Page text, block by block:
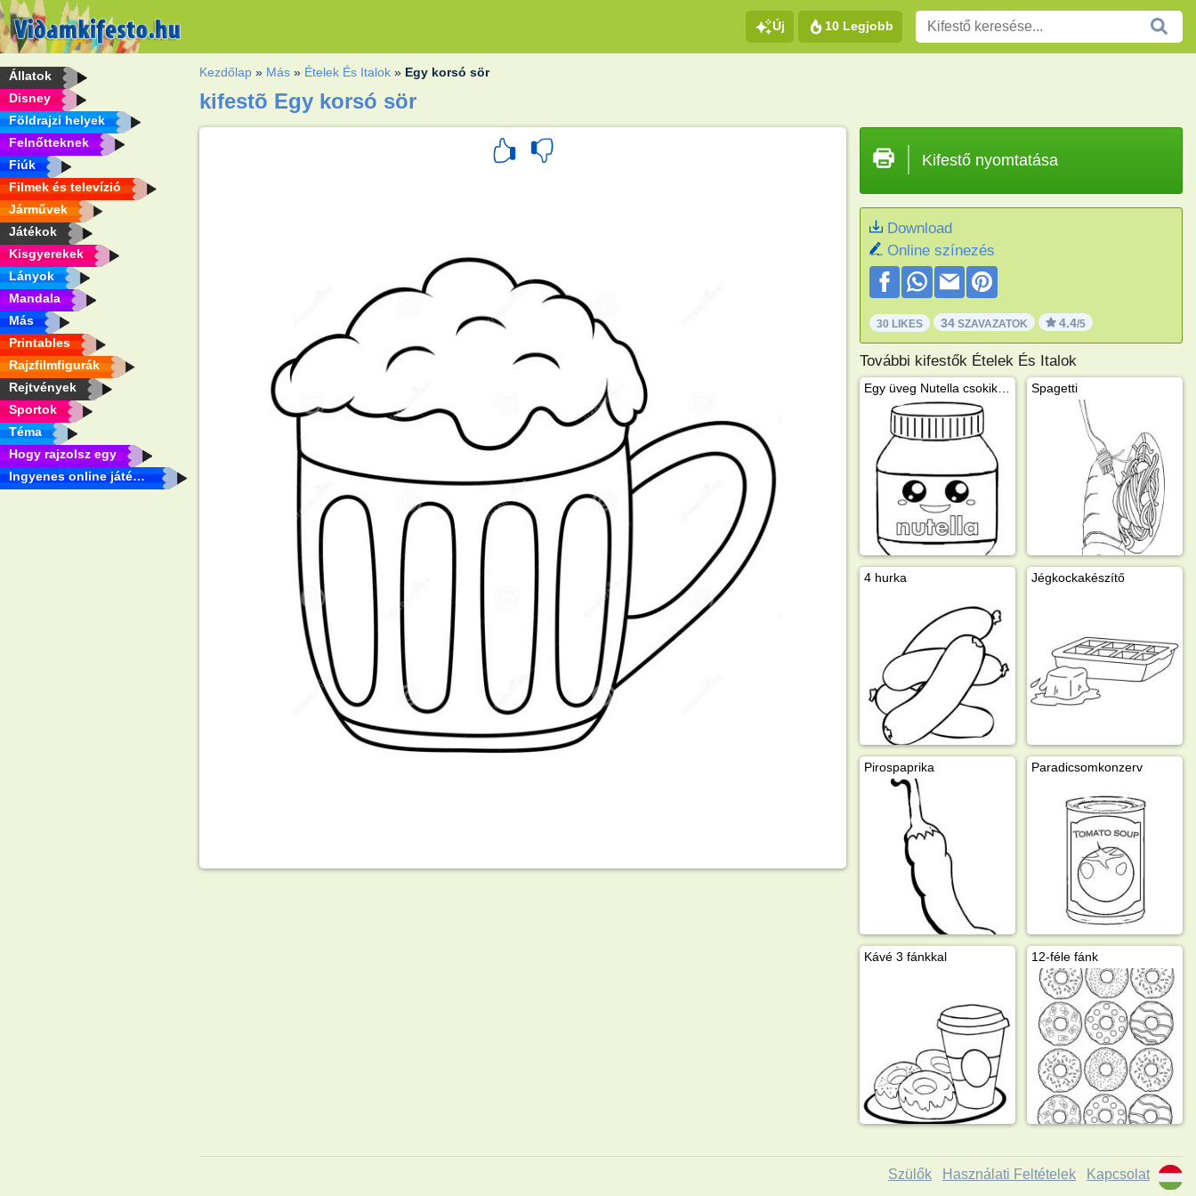
Új 10 Legjobb
Állatok
Disney
Földrajzi helyek
Felnőtteknek
Fiúk
Filmek és televízió
Járművek
Játékok
Kisgyerekek
Lányok
Mandala
Más
Printables
Rajzfilmfigurák
Rejtvények
Sportok
Téma
Hogy rajzolsz egy
Ingyenes online játékok
Kezdőlap » Más » Ételek És Italok » Egy korsó sör
kifestõ Egy korsó sör
Kifestő nyomtatása
Download
Online színezés
30 LIKES 34SZAVAZATOK 4.4/5
További kifestők Ételek És Italok
Egy üveg Nutella csokikrém Spagetti
4 hurka Jégkockakészítő
Pirospaprika Paradicsomkonzerv
Kávé 3 fánkkal 12-féle fánk
Szülők Használati Feltételek Kapcsolat